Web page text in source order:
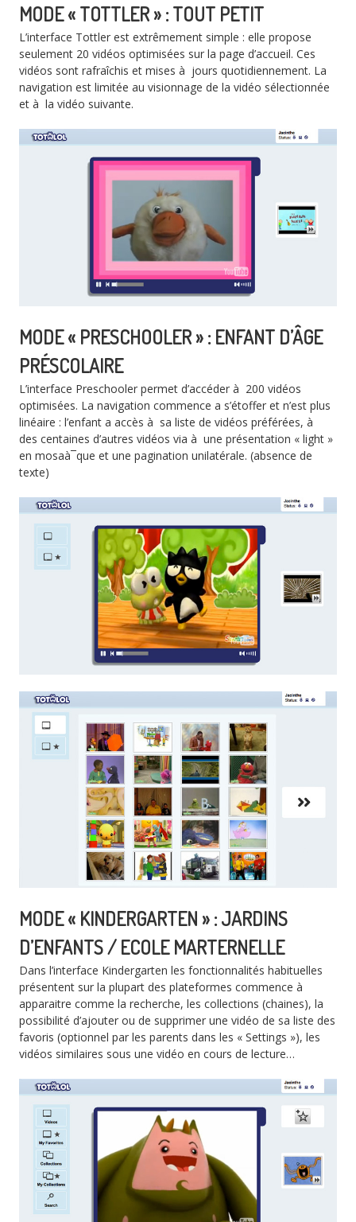
MODE « TOTTLER » : TOUT PETIT
L’interface Tottler est extrêmement simple : elle propose
seulement 20 vidéos optimisées sur la page d’accueil. Ces
vidéos sont rafraîchis et mises à jours quotidiennement. La
navigation est limitée au visionnage de la vidéo sélectionnée
et à la vidéo suivante.
MODE « PRESCHOOLER » : ENFANT D’ÂGE
PRÉSCOLAIRE
L’interface Preschooler permet d’accéder à 200 vidéos
optimisées. La navigation commence a s’étoffer et n’est plus
linéaire : l’enfant a accès à sa liste de vidéos préférées, à
des centaines d’autres vidéos via à une présentation « light »
en mosaà¯que et une pagination unilatérale. (absence de
texte)
MODE « KINDERGARTEN » : JARDINS
D’ENFANTS / ECOLE MARTERNELLE
Dans l’interface Kindergarten les fonctionnalités habituelles
présentent sur la plupart des plateformes commence à
apparaitre comme la recherche, les collections (chaines), la
possibilité d’ajouter ou de supprimer une vidéo de sa liste des
favoris (optionnel par les parents dans les « Settings »), les
vidéos similaires sous une vidéo en cours de lecture…